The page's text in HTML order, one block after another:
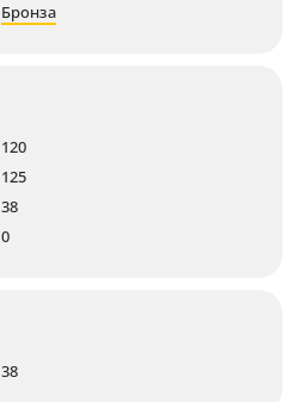
Бронза
120
125
38
0
38